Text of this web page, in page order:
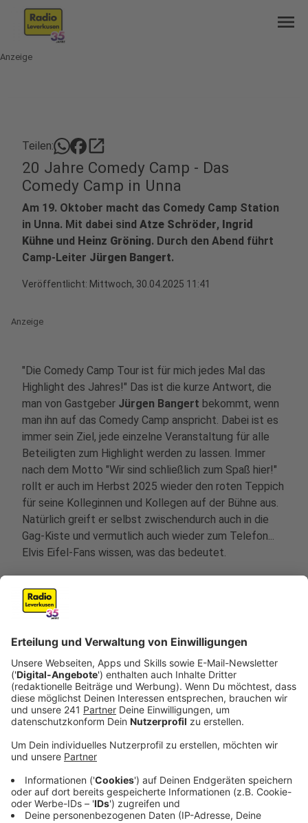
menu
Anzeige
Teilen: open_in_new
20 Jahre Comedy Camp - Das
Comedy Camp in Unna
Am 19. Oktober macht das Comedy Camp Station
in Unna. Mit dabei sind Atze Schröder, Ingrid
Kühne und Heinz Gröning. Durch den Abend führt
Camp-Leiter Jürgen Bangert.
Veröffentlicht: Mittwoch, 30.04.2025 11:41
Anzeige
"Die Comedy Camp Tour ist für mich jedes Mal das
Highlight des Jahres!" Das ist die kurze Antwort, die
man von Gastgeber Jürgen Bangert bekommt, wenn
man ihn auf das Comedy Camp anspricht. Dabei ist es
immer sein Ziel, jede einzelne Veranstaltung für alle
Beteiligten zum Highlight werden zu lassen. Immer
nach dem Motto "Wir sind schließlich zum Spaß hier!"
rollt er auch im Herbst 2025 wieder den roten Teppich
für seine Kolleginnen und Kollegen auf der Bühne aus.
Natürlich greift er selbst zwischendurch auch in die
Gag-Kiste und vermutlich auch wieder zum Telefon...
Elvis Eifel-Fans wissen, was das bedeutet.
Das Comedy Camp in derStadthalle Unnaam
Sonntag, 19.10.2025. Einlass 18 Uhr, Beginn: 19 Uhr.
Anzeige
Die Comedy-Camper
Anzeige